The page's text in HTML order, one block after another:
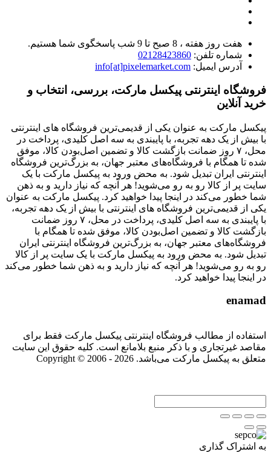
هفت روز هفته ، 8 صبح تا 9 شب پاسخگوی شما هستیم.
شماره تلفن: 02128423860
آدرس ایمیل: info[at]pixelemarket.com
فروشگاه اینترنتی پیکسل مارکت، بررسی، انتخاب و
خرید آنلاین
پیکسل مارکت به عنوان یکی از قدیمی‌ترین فروشگاه های اینترنتی
با بیش از یک دهه تجربه، با پایبندی به سه اصل کلیدی، پرداخت در
محل، ۷ روز ضمانت بازگشت کالا و تضمین اصل‌بودن کالا، موفق
شده تا همگام با فروشگاه‌های معتبر جهان، به بزرگ‌ترین فروشگاه
اینترنتی ایران تبدیل شود. به محض ورود به پیکسل مارکت با یک
سایت پر از کالا رو به رو می‌شوید! هر آنچه که نیاز دارید و به ذهن
شما خطور می‌کند در اینجا پیدا خواهید کرد. پیکسل مارکت به عنوان
یکی از قدیمی‌ترین فروشگاه های اینترنتی با بیش از یک دهه تجربه،
با پایبندی به سه اصل کلیدی، پرداخت در محل، ۷ روز ضمانت
بازگشت کالا و تضمین اصل‌بودن کالا، موفق شده تا همگام با
فروشگاه‌های معتبر جهان، به بزرگ‌ترین فروشگاه اینترنتی ایران
تبدیل شود. به محض ورود به پیکسل مارکت با یک سایت پر از کالا
رو به رو می‌شوید! هر آنچه که نیاز دارید و به ذهن شما خطور می‌کند
در اینجا پیدا خواهید کرد.
enamad
استفاده از مطالب فروشگاه اینترنتی پیکسل مارکت فقط برای
مقاصد غیرتجاری و با ذکر منبع بلامانع است. کلیه حقوق این سایت
متعلق به پیکسل مارکت می‌باشد. Copyright © 2006 - 2026
به اشتراک گذاری